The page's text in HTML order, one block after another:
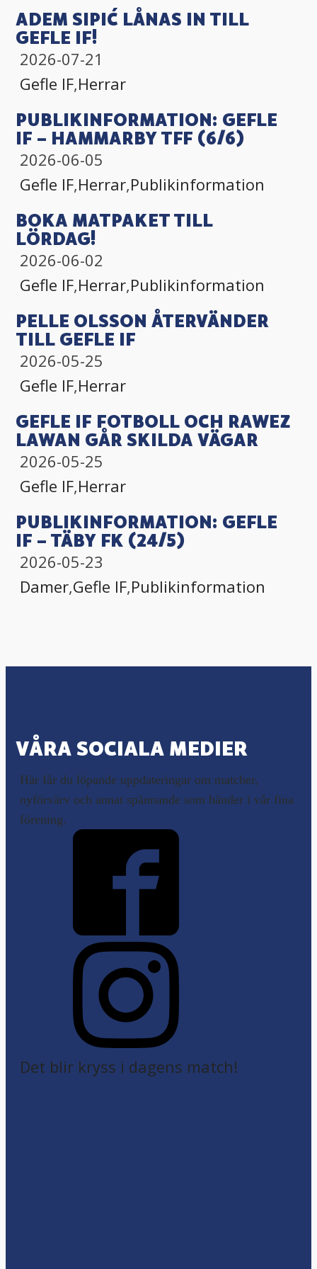
ADEM SIPIĆ LÅNAS IN TILL
GEFLE IF!
2026-07-21
Gefle IF,Herrar
PUBLIKINFORMATION: GEFLE
IF – HAMMARBY TFF (6/6)
2026-06-05
Gefle IF,Herrar,Publikinformation
BOKA MATPAKET TILL
LÖRDAG!
2026-06-02
Gefle IF,Herrar,Publikinformation
PELLE OLSSON ÅTERVÄNDER
TILL GEFLE IF
2026-05-25
Gefle IF,Herrar
GEFLE IF FOTBOLL OCH RAWEZ
LAWAN GÅR SKILDA VÄGAR
2026-05-25
Gefle IF,Herrar
PUBLIKINFORMATION: GEFLE
IF – TÄBY FK (24/5)
2026-05-23
Damer,Gefle IF,Publikinformation
VÅRA SOCIALA MEDIER
Här får du löpande uppdateringar om matcher,
nyförvärv och annat spännande som händer i vår fina
förening.
Det blir kryss i dagens match!